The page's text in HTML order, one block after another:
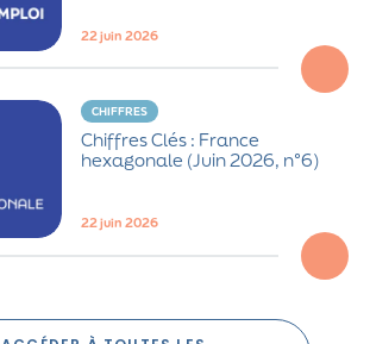
22 juin 2026
CHIFFRES
Chiffres Clés : France
hexagonale (Juin 2026, n°6)
22 juin 2026